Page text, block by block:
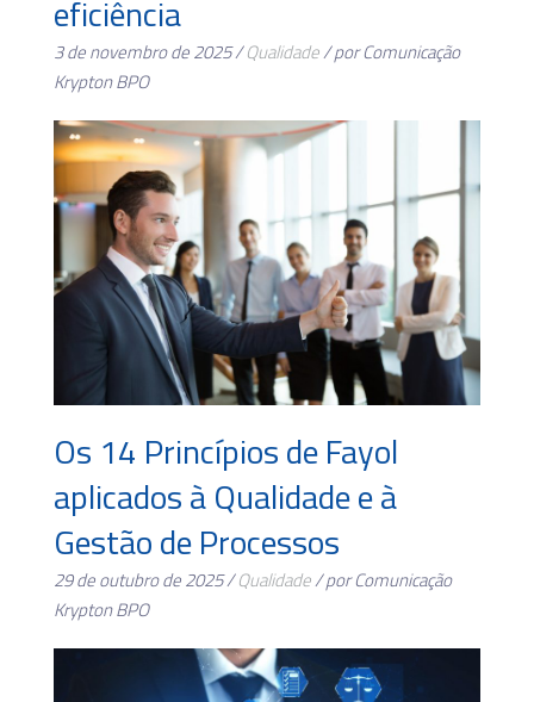
eficiência
3 de novembro de 2025 /Qualidade/ por Comunicação
Krypton BPO
Os 14 Princípios de Fayol
aplicados à Qualidade e à
Gestão de Processos
29 de outubro de 2025 /Qualidade/ por Comunicação
Krypton BPO